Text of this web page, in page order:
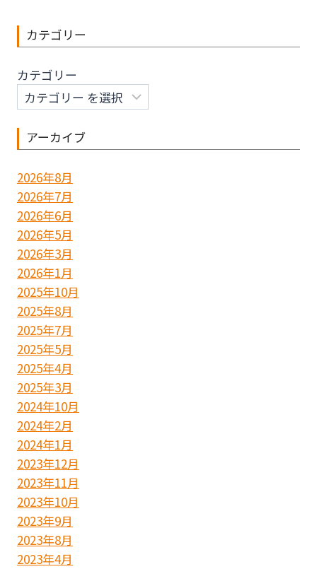
ー
シ
ョ
ン
カテゴリー
カテゴリー
アーカイブ
2026年8月
2026年7月
2026年6月
2026年5月
2026年3月
2026年1月
2025年10月
2025年8月
2025年7月
2025年5月
2025年4月
2025年3月
2024年10月
2024年2月
2024年1月
2023年12月
2023年11月
2023年10月
2023年9月
2023年8月
2023年4月